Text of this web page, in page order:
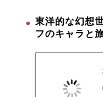
東洋的な幻想
フのキャラと